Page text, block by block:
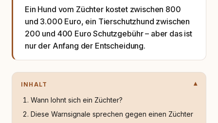
Ein Hund vom Züchter kostet zwischen 800
und 3.000 Euro, ein Tierschutzhund zwischen
200 und 400 Euro Schutzgebühr – aber das ist
nur der Anfang der Entscheidung.
INHALT
Wann lohnt sich ein Züchter?
Diese Warnsignale sprechen gegen einen Züchter